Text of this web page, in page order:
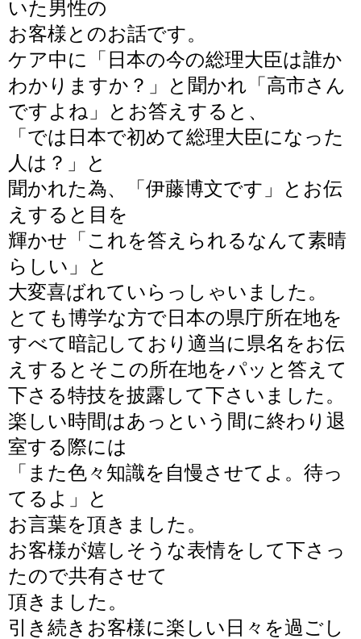
いた男性の
お客様とのお話です。
ケア中に「日本の今の総理大臣は誰か
わかりますか？」と聞かれ「高市さん
ですよね」とお答えすると、
「では日本で初めて総理大臣になった
人は？」と
聞かれた為、「伊藤博文です」とお伝
えすると目を
輝かせ「これを答えられるなんて素晴
らしい」と
大変喜ばれていらっしゃいました。
とても博学な方で日本の県庁所在地を
すべて暗記しており適当に県名をお伝
えするとそこの所在地をパッと答えて
下さる特技を披露して下さいました。
楽しい時間はあっという間に終わり退
室する際には
「また色々知識を自慢させてよ。待っ
てるよ」と
お言葉を頂きました。
お客様が嬉しそうな表情をして下さっ
たので共有させて
頂きました。
引き続きお客様に楽しい日々を過ごし